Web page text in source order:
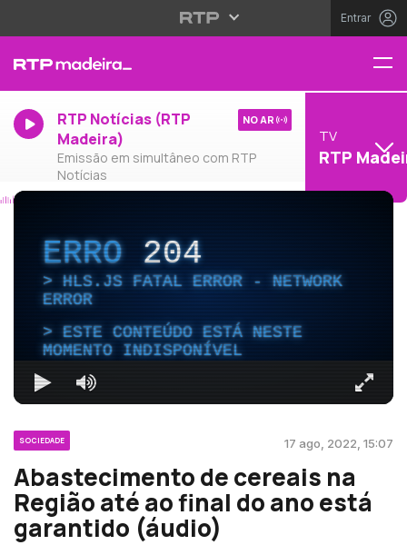
Entrar
RTP Notícias (RTP
Madeira)
Emissão em simultâneo com RTP
Notícias
NO AR
TV
RTP
ERRO204
HLS.JS FATAL ERROR - NETWORK
ERROR
ESTE CONTEÚDO ESTÁ NESTE
MOMENTO INDISPONÍVEL
SOCIEDADE 17 ago, 2022, 15:07
Abastecimento de cereais na
Região até ao final do ano está
garantido (áudio)